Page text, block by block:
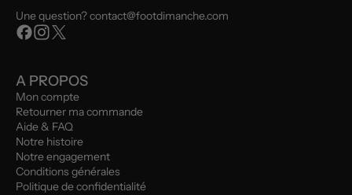
Une question? contact@footdimanche.com
A PROPOS
Mon compte
Retourner ma commande
Aide & FAQ
Notre histoire
Notre engagement
Conditions générales
Politique de confidentialité